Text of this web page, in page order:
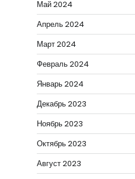
Май 2024
Апрель 2024
Март 2024
Февраль 2024
Январь 2024
Декабрь 2023
Ноябрь 2023
Октябрь 2023
Август 2023